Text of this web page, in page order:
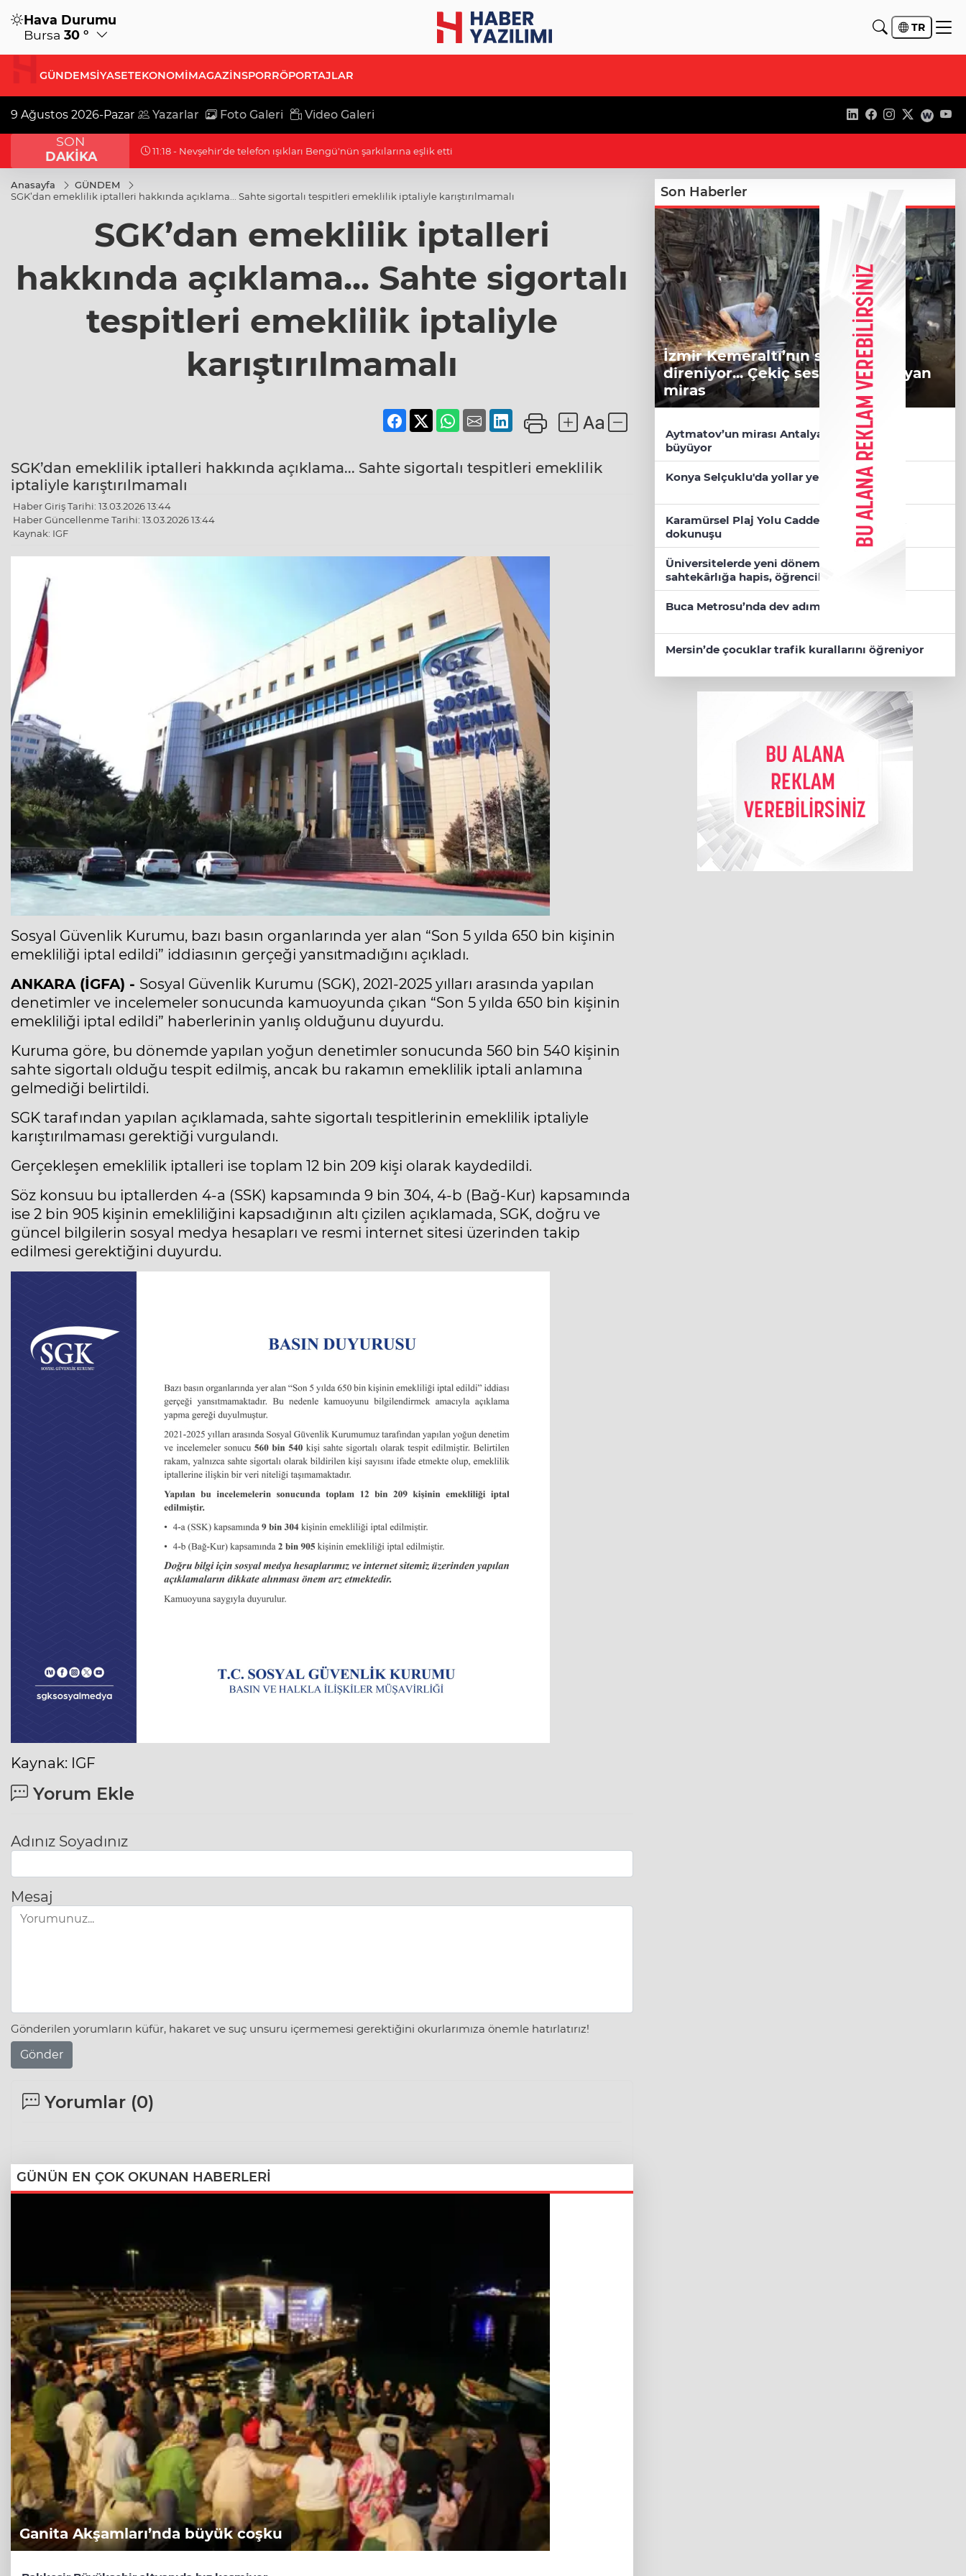
Hava Durumu
Bursa 30 ° TR
GÜNDEMSİYASETEKONOMİMAGAZİNSPORRÖPORTAJLAR
9 Ağustos 2026-Pazar Yazarlar Foto Galeri Video Galeri
SON
DAKİKA
11:18 - Nevşehir'de telefon ışıkları Bengü'nün şarkılarına eşlik etti
Anasayfa
GÜNDEM
SGK’dan emeklilik iptalleri hakkında açıklama... Sahte sigortalı tespitleri emeklilik iptaliyle karıştırılmamalı
SGK’dan emeklilik iptalleri
hakkında açıklama... Sahte sigortalı
tespitleri emeklilik iptaliyle
karıştırılmamalı
SGK’dan emeklilik iptalleri hakkında açıklama... Sahte sigortalı tespitleri emeklilik
iptaliyle karıştırılmamalı
Haber Giriş Tarihi: 13.03.2026 13:44
Haber Güncellenme Tarihi: 13.03.2026 13:44
Kaynak: IGF
Sosyal Güvenlik Kurumu, bazı basın organlarında yer alan “Son 5 yılda 650 bin kişinin
emekliliği iptal edildi” iddiasının gerçeği yansıtmadığını açıkladı.
ANKARA (İGFA) - Sosyal Güvenlik Kurumu (SGK), 2021-2025 yılları arasında yapılan
denetimler ve incelemeler sonucunda kamuoyunda çıkan “Son 5 yılda 650 bin kişinin
emekliliği iptal edildi” haberlerinin yanlış olduğunu duyurdu.
Kuruma göre, bu dönemde yapılan yoğun denetimler sonucunda 560 bin 540 kişinin
sahte sigortalı olduğu tespit edilmiş, ancak bu rakamın emeklilik iptali anlamına
gelmediği belirtildi.
SGK tarafından yapılan açıklamada, sahte sigortalı tespitlerinin emeklilik iptaliyle
karıştırılmaması gerektiği vurgulandı.
Gerçekleşen emeklilik iptalleri ise toplam 12 bin 209 kişi olarak kaydedildi.
Söz konsuu bu iptallerden 4-a (SSK) kapsamında 9 bin 304, 4-b (Bağ-Kur) kapsamında
ise 2 bin 905 kişinin emekliliğini kapsadığının altı çizilen açıklamada, SGK, doğru ve
güncel bilgilerin sosyal medya hesapları ve resmi internet sitesi üzerinden takip
edilmesi gerektiğini duyurdu.
Kaynak: IGF
Yorum Ekle
Adınız Soyadınız
Mesaj
Gönderilen yorumların küfür, hakaret ve suç unsuru içermemesi gerektiğini okurlarımıza önemle hatırlatırız!
Gönder
Yorumlar (0)
GÜNÜN EN ÇOK OKUNAN HABERLERİ
Ganita Akşamları’nda büyük coşku
Son Haberler
İzmir Kemeraltı’nın son ustaları
direniyor... Çekiç sesleriyle yaşayan
miras
Aytmatov’un mirası Antalya Muratpaşa’da
büyüyor
Konya Selçuklu'da yollar yenileniyor
Karamürsel Plaj Yolu Caddesi’ne özel asfalt
dokunuşu
Üniversitelerde yeni dönem! Akademik
sahtekârlığa hapis, öğrencilere dönüş yolu
Buca Metrosu’nda dev adım
Mersin’de çocuklar trafik kurallarını öğreniyor